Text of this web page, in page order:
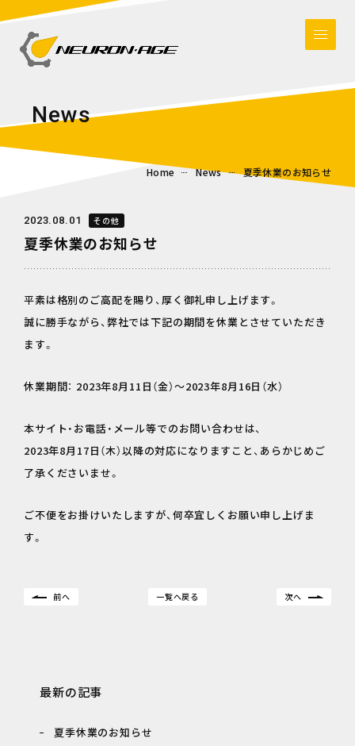
News
Home News 夏季休業のお知らせ
2023.08.01 その他
夏季休業のお知らせ
平素は格別のご高配を賜り、厚く御礼申し上げます。
誠に勝手ながら、弊社では下記の期間を休業とさせていただき
ます。
休業期間： 2023年8月11日（金）～2023年8月16日（水）
本サイト・お電話・メール等でのお問い合わせは、
2023年8月17日（木）以降の対応になりますこと、あらかじめご
了承くださいませ。
ご不便をお掛けいたしますが、何卒宜しくお願い申し上げま
す。
前へ 一覧へ戻る 次へ
最新の記事
夏季休業のお知らせ